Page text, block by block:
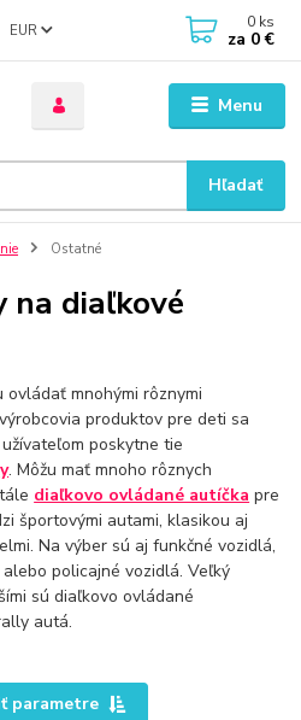
Menu
EUR
Hľadať
0 ks
za 0 €
Ostatné
na diaľkové
ovládať mnohými rôznymi
produktov pre deti sa
poskytne tie
. Môžu mať mnoho rôznych
diaľkovo ovládané autíčka pre
športovými autami, klasikou aj
Na výber sú aj funkčné vozidlá,
policajné vozidlá. Veľký
sú diaľkovo ovládané
autá.
parametre